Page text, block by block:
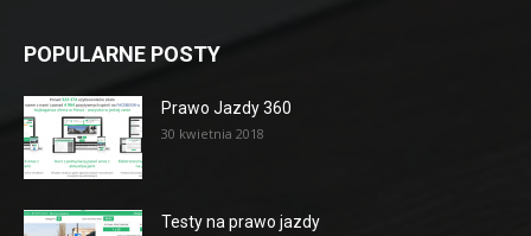
POPULARNE POSTY
Prawo Jazdy 360
30 kwietnia 2018
Testy na prawo jazdy